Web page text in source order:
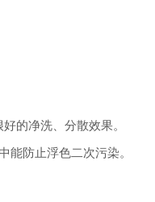
的净洗、分散效果。
能防止浮色二次污染。